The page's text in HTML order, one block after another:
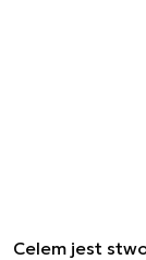
Celem jest